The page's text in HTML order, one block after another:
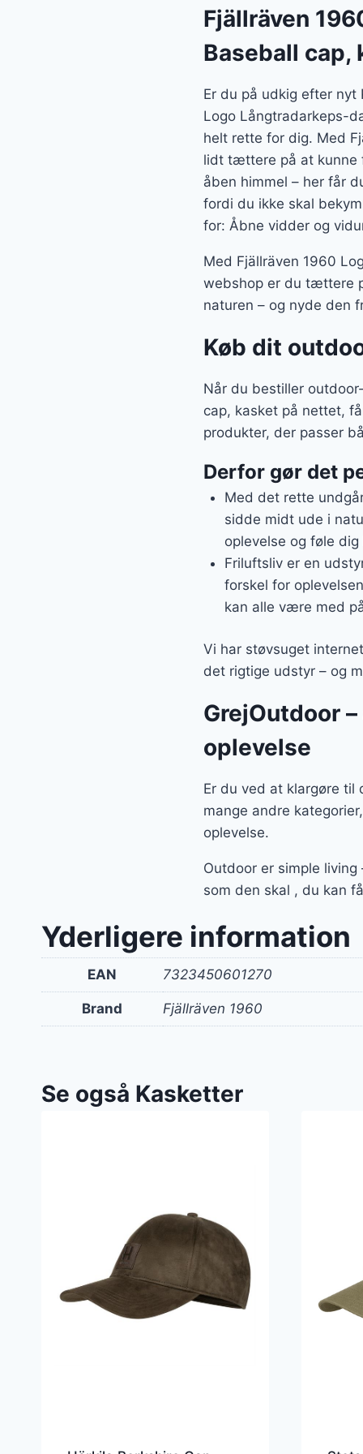
349
Fjällräven
Baseball cap,
Er du på udkig efter nyt
Logo Långtradarkeps-
helt rette for dig. Med
lidt tættere på at kunne
åben himmel – her får
fordi du ikke skal
for: Åbne vidder og
Med Fjällräven 1960
webshop er du tættere
naturen – og nyde den
Køb dit
Når du bestiller
cap, kasket på nettet,
produkter, der passer
Derfor gør det
Med det rette
sidde midt ude i
oplevelse og føle
Friluftsliv er en
forskel for
kan alle være med
Vi har støvsuget
det rigtige udstyr – og
GrejOutdoor
oplevelse
Er du ved at klargøre til
mange andre
oplevelse.
Outdoor er simple
som den skal , du kan
Yderligere information
EAN 7323450601270
Brand Fjällräven 1960
Se også Kasketter